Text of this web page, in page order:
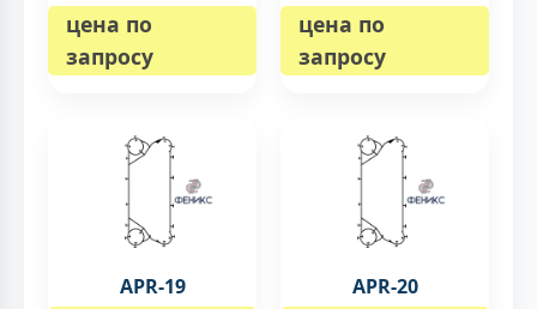
цена по
запросу
цена по
запросу
APR-19 APR-20